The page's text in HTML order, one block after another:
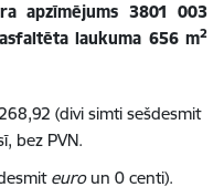
apzīmējums 3801 003
laukuma 656 m2
(divi simti sešdesmit
bez PVN.
euroun 0 centi).